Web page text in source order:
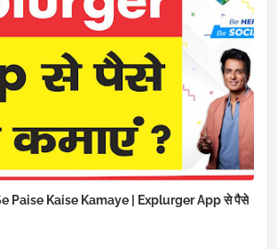
Paise Kaise Kamaye | Explurger App से पैसे